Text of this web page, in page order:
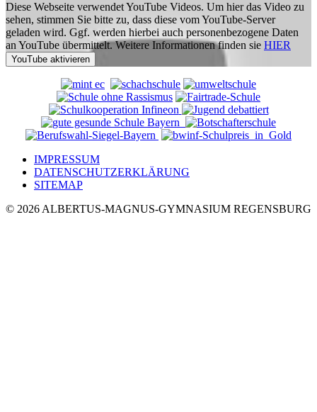
Diese Webseite verwendet YouTube Videos. Um hier das Video zu
sehen, stimmen Sie bitte zu, dass diese vom YouTube-Server
geladen wird. Ggf. werden hierbei auch personenbezogene Daten
an YouTube übermittelt. Weitere Informationen finden sie HIER
IMPRESSUM
DATENSCHUTZERKLÄRUNG
SITEMAP
© 2026 ALBERTUS-MAGNUS-GYMNASIUM REGENSBURG